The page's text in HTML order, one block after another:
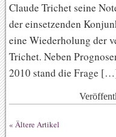
Claude Trichet seine
der einsetzenden
eine Wiederholung der
Trichet. Neben
2010 stand die Frage
« Ältere Artikel